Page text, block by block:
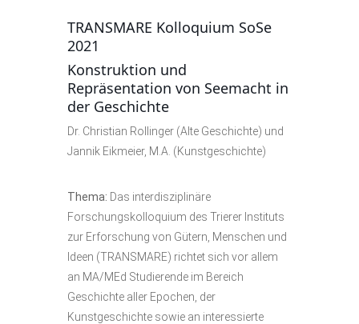
TRANSMARE Kolloquium SoSe
2021
Konstruktion und
Repräsentation von Seemacht in
der Geschichte
Dr. Christian Rollinger (Alte Geschichte) und
Jannik Eikmeier, M.A. (Kunstgeschichte)
Thema: Das interdisziplinäre
Forschungskolloquium des Trierer Instituts
zur Erforschung von Gütern, Menschen und
Ideen (TRANSMARE) richtet sich vor allem
an MA/MEd Studierende im Bereich
Geschichte aller Epochen, der
Kunstgeschichte sowie an interessierte